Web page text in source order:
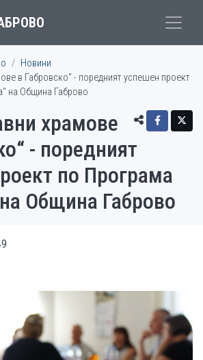
Новини
в Габровско“ - поредният успешен проект
на Община Габрово
храмове
- поредният
по Програма
Община Габрово